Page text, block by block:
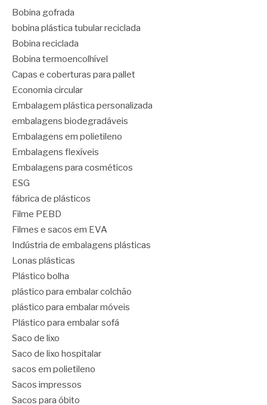
Bobina gofrada
bobina plástica tubular reciclada
Bobina reciclada
Bobina termoencolhível
Capas e coberturas para pallet
Economia circular
Embalagem plástica personalizada
embalagens biodegradáveis
Embalagens em polietileno
Embalagens flexíveis
Embalagens para cosméticos
ESG
fábrica de plásticos
Filme PEBD
Filmes e sacos em EVA
Indústria de embalagens plásticas
Lonas plásticas
Plástico bolha
plástico para embalar colchão
plástico para embalar móveis
Plástico para embalar sofá
Saco de lixo
Saco de lixo hospitalar
sacos em polietileno
Sacos impressos
Sacos para óbito